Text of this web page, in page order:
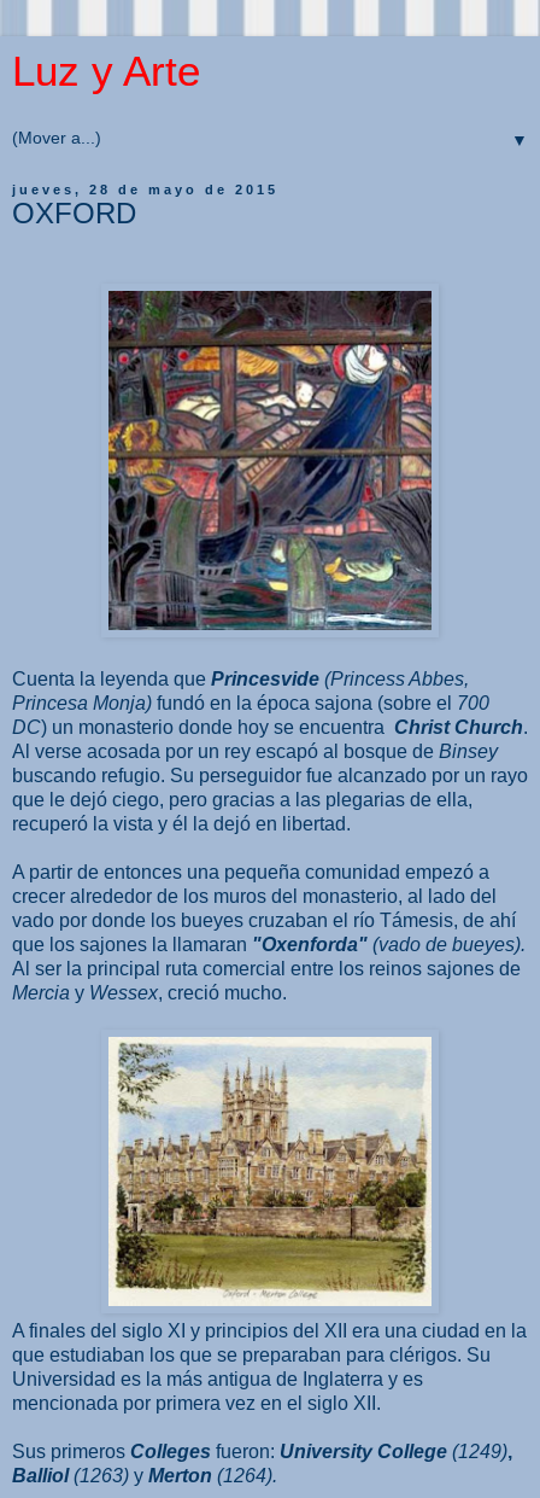
Luz y Arte
▼
jueves, 28 de mayo de 2015
OXFORD
Cuenta la leyenda que Princesvide (Princess Abbes,
Princesa Monja) fundó en la época sajona (sobre el 700
DC) un monasterio donde hoy se encuentra Christ Church.
Al verse acosada por un rey escapó al bosque de Binsey
buscando refugio. Su perseguidor fue alcanzado por un rayo
que le dejó ciego, pero gracias a las plegarias de ella,
recuperó la vista y él la dejó en libertad.
A partir de entonces una pequeña comunidad empezó a
crecer alrededor de los muros del monasterio, al lado del
vado por donde los bueyes cruzaban el río Támesis, de ahí
que los sajones la llamaran "Oxenforda" (vado de bueyes).
Al ser la principal ruta comercial entre los reinos sajones de
Mercia y Wessex, creció mucho.
A finales del siglo XI y principios del XII era una ciudad en la
que estudiaban los que se preparaban para clérigos. Su
Universidad es la más antigua de Inglaterra y es
mencionada por primera vez en el siglo XII.
Sus primeros Colleges fueron: University College (1249),
Balliol(1263) y Merton (1264).